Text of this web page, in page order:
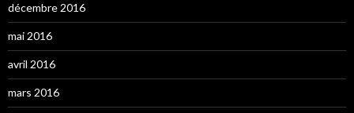
décembre 2016
mai 2016
avril 2016
mars 2016